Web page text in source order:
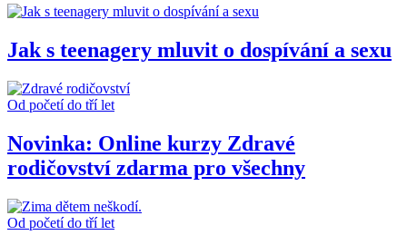
Jak s teenagery mluvit o dospívání a sexu
Od početí do tří let
Novinka: Online kurzy Zdravé
rodičovství zdarma pro všechny
Od početí do tří let